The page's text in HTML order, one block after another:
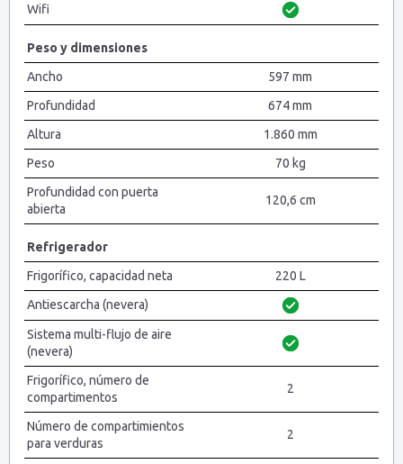
Wifi
Peso y dimensiones
Ancho
597 mm
Profundidad
674 mm
Altura
1.860 mm
Peso
70 kg
Profundidad con puerta
abierta
120,6 cm
Refrigerador
Frigorífico, capacidad neta
220 L
Antiescarcha (nevera)
Sistema multi-flujo de aire
(nevera)
Frigorífico, número de
compartimentos
2
Número de compartimientos
para verduras
2